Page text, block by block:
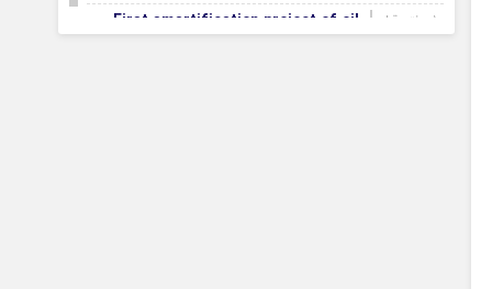
First smartification project of oil